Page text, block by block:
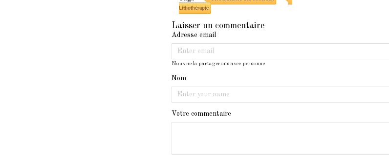
Lithothérapie
Laisser un commentaire
Adresse email
Nous ne la partagerons avec personne
Nom
Votre commentaire